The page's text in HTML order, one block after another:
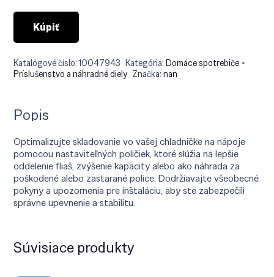
Kúpiť
Katalógové číslo:10047943 Kategória:Domáce spotrebiče >
Príslušenstvo a náhradné diely Značka:nan
Popis
Optimalizujte skladovanie vo vašej chladničke na nápoje
pomocou nastaviteľných poličiek, ktoré slúžia na lepšie
oddelenie fliaš, zvýšenie kapacity alebo ako náhrada za
poškodené alebo zastarané police. Dodržiavajte všeobecné
pokyny a upozornenia pre inštaláciu, aby ste zabezpečili
správne upevnenie a stabilitu.
Súvisiace produkty